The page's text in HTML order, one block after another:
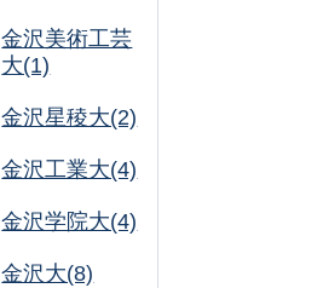
金沢美術工芸
大(1)
金沢星稜大(2)
金沢工業大(4)
金沢学院大(4)
金沢大(8)